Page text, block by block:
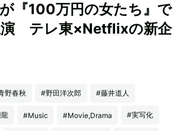
『100万円の女たち』で
演 テレ東×Netflixの新企
野春秋 #野田洋次郎 #藤井道人
#Music #Movie,Drama #実写化